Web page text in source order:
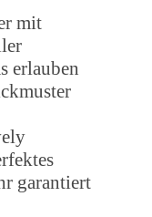
mit
erlauben
garantiert